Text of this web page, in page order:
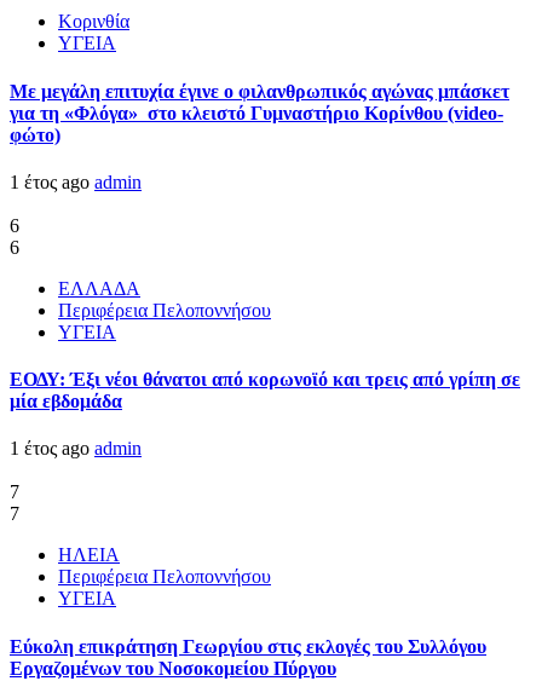
Κορινθία
ΥΓΕΙΑ
Με μεγάλη επιτυχία έγινε ο φιλανθρωπικός αγώνας μπάσκετ
για τη «Φλόγα» στο κλειστό Γυμναστήριο Κορίνθου (video-
φώτο)
1 έτος ago admin
6
6
ΕΛΛΑΔΑ
Περιφέρεια Πελοποννήσου
ΥΓΕΙΑ
ΕΟΔΥ: Έξι νέοι θάνατοι από κορωνοϊό και τρεις από γρίπη σε
μία εβδομάδα
1 έτος ago admin
7
7
ΗΛΕΙΑ
Περιφέρεια Πελοποννήσου
ΥΓΕΙΑ
Εύκολη επικράτηση Γεωργίου στις εκλογές του Συλλόγου
Εργαζομένων του Νοσοκομείου Πύργου